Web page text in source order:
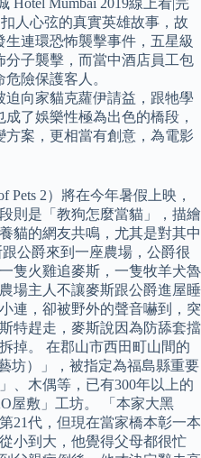
人心弦的真實英雄故事，故
連環恐怖襲擊事件，五星級
子襲擊，而當中酒店員工包
險保護客人。
向家貓克蘿伊請益，跟牠學
了娛樂性極為出色的橋段，
案，更相當有創意，為電影
Pets 2）將在今年暑假上映，
則是「教狗怎麼當貓」，描繪
貓的網友共鳴，尤其是對其中
公爵來到一座農場，公爵很
隻火雞追麥斯，一隻牧羊犬魯
場主人不讓麥斯跟公爵進屋睡
連，卻被野外的聲音嚇到，突
特趕走，麥斯說因為防舔套擋
掉。 在郡山市西田町山間的
坊）」，被指定為福島縣重要
、木偶等，已有300年以上的
屋敷」工坊。 「本家大黑
21代，但現在當家橋本彰一本
小到大，他覺得父母都很忙